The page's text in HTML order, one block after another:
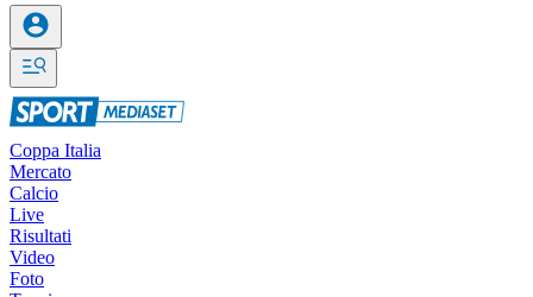
Coppa Italia
Mercato
Calcio
Live
Risultati
Video
Foto